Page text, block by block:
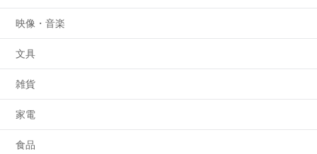
映像・音楽
文具
雑貨
家電
食品